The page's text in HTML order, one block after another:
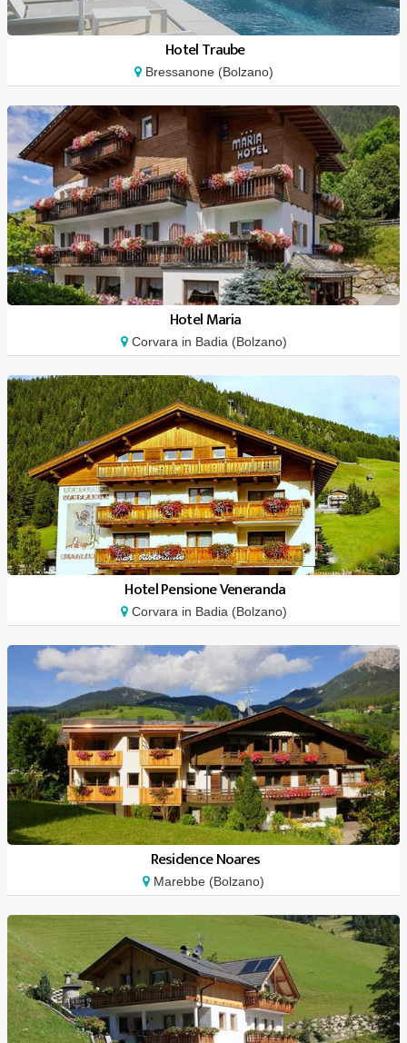
Hotel Traube
Bressanone (Bolzano)
Hotel Maria
Corvara in Badia (Bolzano)
Hotel Pensione Veneranda
Corvara in Badia (Bolzano)
Residence Noares
Marebbe (Bolzano)